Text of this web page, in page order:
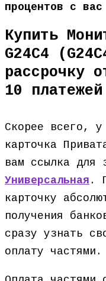
процентов с
Купить
G24C4
рассрочку
10 платежей
Скорее всего,
карточка
вам ссылка для
Универсальная .
карточку
получения
сразу узнать
оплату частями.